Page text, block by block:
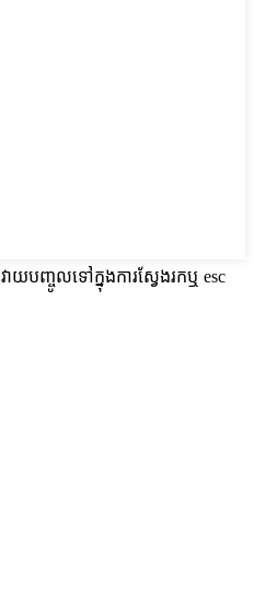
វាយបញ្ចូលទៅក្នុងការស្វែងរកឬ esc